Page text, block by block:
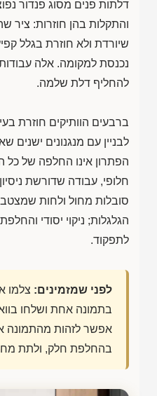
דלתות פנים מסוג פנדור
והתקלות בהן חוזרות: ציר
שיורדת ולא חוזרת בגלל
נכנסת למקומה. אלה
להחליף דלת שלמה.
ברבעים הוותיקים חוזרת
לבניין עם מנגנונים ישנים
הפתרון אינו החלפה של
חלופי, עבודה שדורשת
סובלות מחול ולחות
הגלגלות; ניקוי יסודי
לתפקוד.
לפני שמזמינים: צלמו
בתמונה אחת ושלחו
אפשר לזהות מהתמונה
בהחלפת חלק, ולתת